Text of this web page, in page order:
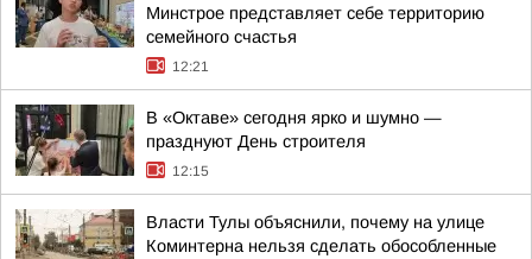
Минстрое представляет себе территорию
семейного счастья
12:21
В «Октаве» сегодня ярко и шумно —
празднуют День строителя
12:15
Власти Тулы объяснили, почему на улице
Коминтерна нельзя сделать обособленные